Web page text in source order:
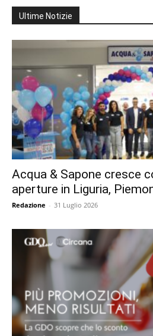
Ultime Notizie
Acqua & Sapone cresce
aperture in Liguria,
Redazione - 31 Luglio 2026